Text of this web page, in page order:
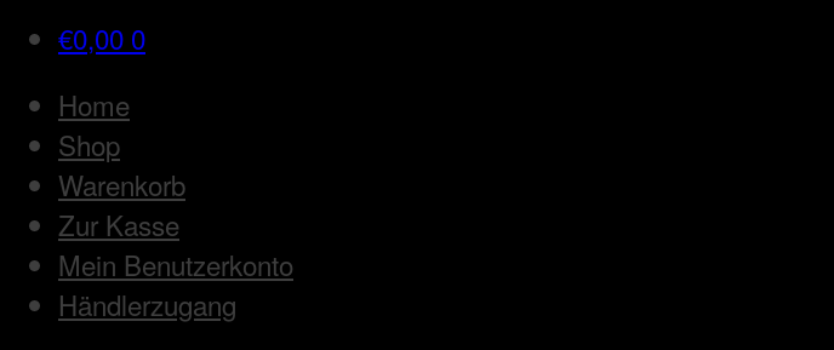
€0,00 0
Home
Shop
Warenkorb
Zur Kasse
Mein Benutzerkonto
Händlerzugang